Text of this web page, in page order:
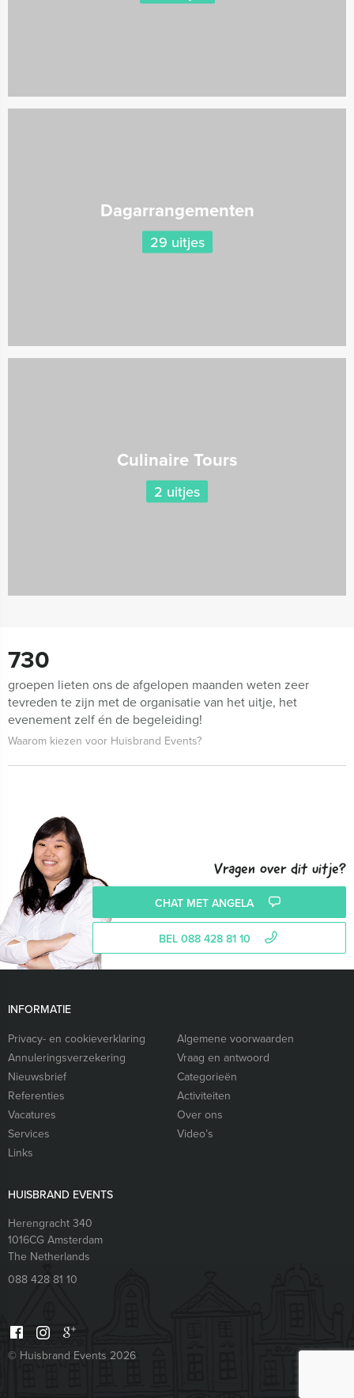
Dagarrangementen
29 uitjes
Culinaire Tours
2 uitjes
730
groepen lieten ons de afgelopen maanden weten zeer
tevreden te zijn met de organisatie van het uitje, het
evenement zelf én de begeleiding!
Waarom kiezen voor Huisbrand Events?
Vragen over dit uitje?
CHAT MET ANGELA
BEL 088 428 81 10
INFORMATIE
Privacy- en cookieverklaring
Algemene voorwaarden
Annuleringsverzekering
Vraag en antwoord
Nieuwsbrief
Categorieën
Referenties
Activiteiten
Vacatures
Over ons
Services
Video’s
Links
HUISBRAND EVENTS
Herengracht 340
1016CG Amsterdam
The Netherlands
088 428 81 10
© Huisbrand Events 2026